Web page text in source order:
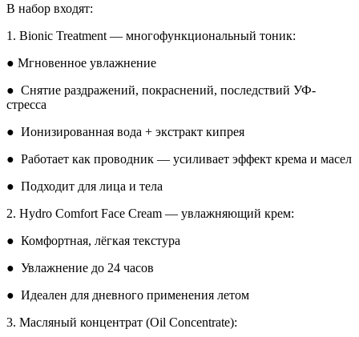
В набор входят:
1. Bionic Treatment — многофункциональный тоник:
● Мгновенное увлажнение
● Снятие раздражений, покраснений, последствий УФ-
стресса
● Ионизированная вода + экстракт кипрея
● Работает как проводник — усиливает эффект крема и масел
● Подходит для лица и тела
2. Hydro Comfort Face Cream — увлажняющий крем:
● Комфортная, лёгкая текстура
● Увлажнение до 24 часов
● Идеален для дневного применения летом
3. Масляный концентрат (Oil Concentrate):